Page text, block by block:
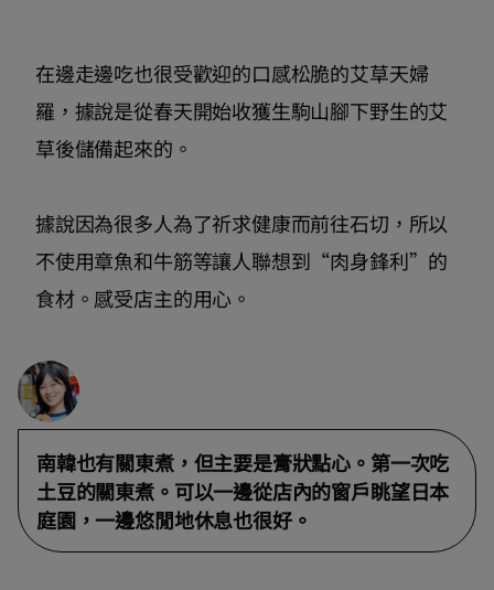
在邊走邊吃也很受歡迎的口感松脆的艾草天婦
羅，據說是從春天開始收獲生駒山腳下野生的艾
草後儲備起來的。
據說因為很多人為了祈求健康而前往石切，所以
不使用章魚和牛筋等讓人聯想到“肉身鋒利”的
食材。感受店主的用心。
南韓也有關東煮，但主要是膏狀點心。第一次吃
土豆的關東煮。可以一邊從店內的窗戶眺望日本
庭園，一邊悠閒地休息也很好。